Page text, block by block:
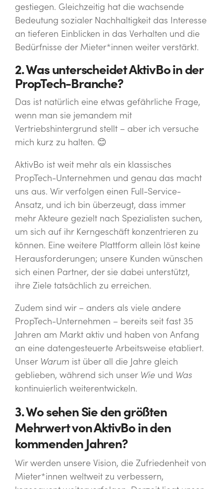
gestiegen. Gleichzeitig hat die wachsende
Bedeutung sozialer Nachhaltigkeit das Interesse
an tieferen Einblicken in das Verhalten und die
Bedürfnisse der Mieter*innen weiter verstärkt.
2. Was unterscheidet AktivBo in der
PropTech-Branche?
Das ist natürlich eine etwas gefährliche Frage,
wenn man sie jemandem mit
Vertriebshintergrund stellt – aber ich versuche
mich kurz zu halten. 😊
AktivBo ist weit mehr als ein klassisches
PropTech-Unternehmen und genau das macht
uns aus. Wir verfolgen einen Full-Service-
Ansatz, und ich bin überzeugt, dass immer
mehr Akteure gezielt nach Spezialisten suchen,
um sich auf ihr Kerngeschäft konzentrieren zu
können. Eine weitere Plattform allein löst keine
Herausforderungen; unsere Kunden wünschen
sich einen Partner, der sie dabei unterstützt,
ihre Ziele tatsächlich zu erreichen.
Zudem sind wir – anders als viele andere
PropTech-Unternehmen – bereits seit fast 35
Jahren am Markt aktiv und haben von Anfang
an eine datengesteuerte Arbeitsweise etabliert.
Unser Warum ist über all die Jahre gleich
geblieben, während sich unser Wie und Was
kontinuierlich weiterentwickeln.
3. Wo sehen Sie den größten
Mehrwert von AktivBo in den
kommenden Jahren?
Wir werden unsere Vision, die Zufriedenheit von
Mieter*innen weltweit zu verbessern,